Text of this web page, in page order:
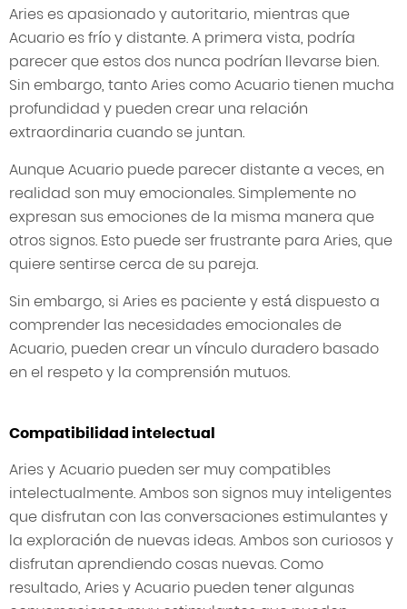
Aries es apasionado y autoritario, mientras que
Acuario es frío y distante. A primera vista, podría
parecer que estos dos nunca podrían llevarse bien.
Sin embargo, tanto Aries como Acuario tienen mucha
profundidad y pueden crear una relación
extraordinaria cuando se juntan.
Aunque Acuario puede parecer distante a veces, en
realidad son muy emocionales. Simplemente no
expresan sus emociones de la misma manera que
otros signos. Esto puede ser frustrante para Aries, que
quiere sentirse cerca de su pareja.
Sin embargo, si Aries es paciente y está dispuesto a
comprender las necesidades emocionales de
Acuario, pueden crear un vínculo duradero basado
en el respeto y la comprensión mutuos.
Compatibilidad intelectual
Aries y Acuario pueden ser muy compatibles
intelectualmente. Ambos son signos muy inteligentes
que disfrutan con las conversaciones estimulantes y
la exploración de nuevas ideas. Ambos son curiosos y
disfrutan aprendiendo cosas nuevas. Como
resultado, Aries y Acuario pueden tener algunas